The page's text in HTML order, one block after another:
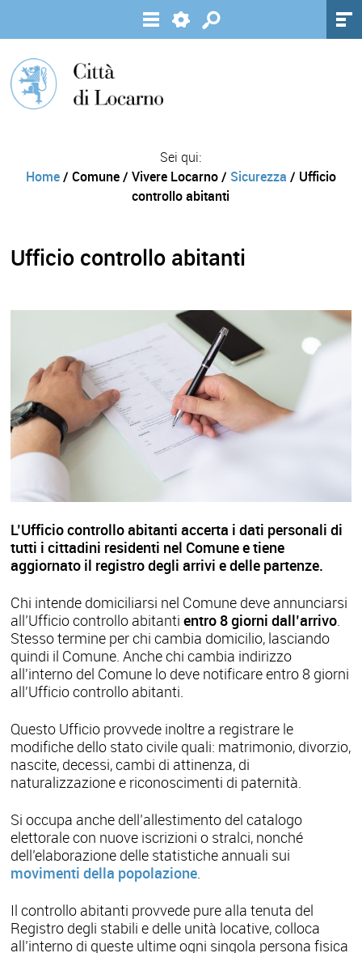
Sei qui:
Home/ Comune / Vivere Locarno / Sicurezza / Ufficio
controllo abitanti
Ufficio controllo abitanti
L’Ufficio controllo abitanti accerta i dati personali di
tutti i cittadini residenti nel Comune e tiene
aggiornato il registro degli arrivi e delle partenze.
Chi intende domiciliarsi nel Comune deve annunciarsi
all’Ufficio controllo abitantientro 8 giorni dall’arrivo.
Stesso termine per chi cambia domicilio, lasciando
quindi il Comune. Anche chi cambia indirizzo
all'interno del Comune lo deve notificare entro 8 giorni
all'Ufficio controllo abitanti.
Questo Ufficio provvede inoltre a registrare le
modifiche dello stato civile quali: matrimonio, divorzio,
nascite, decessi, cambi di attinenza, di
naturalizzazione e riconoscimenti di paternità.
Si occupa anche dell’allestimento del catalogo
elettorale con nuove iscrizioni o stralci, nonché
dell’elaborazione delle statistiche annuali sui
movimenti della popolazione.
Il controllo abitanti provvede pure alla tenuta del
Registro degli stabili e delle unità locative, colloca
all’interno di queste ultime ogni singola persona fisica